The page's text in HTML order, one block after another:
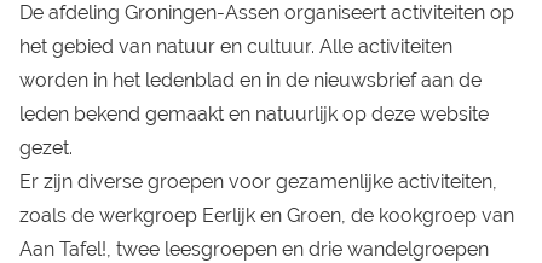
De afdeling Groningen-Assen organiseert activiteiten op
het gebied van natuur en cultuur. Alle activiteiten
worden in het ledenblad en in de nieuwsbrief aan de
leden bekend gemaakt en natuurlijk op deze website
gezet.
Er zijn diverse groepen voor gezamenlijke activiteiten,
zoals de werkgroep Eerlijk en Groen, de kookgroep van
Aan Tafel!, twee leesgroepen en drie wandelgroepen